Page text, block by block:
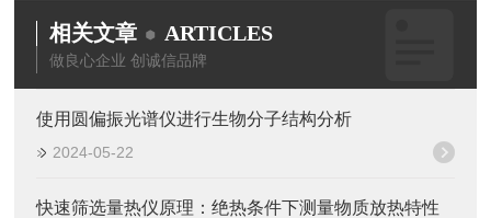
相关文章 ARTICLES
做良心企业 创诚信品牌
使用圆偏振光谱仪进行生物分子结构分析
2024-05-22
快速筛选量热仪原理：绝热条件下测量物质放热特性